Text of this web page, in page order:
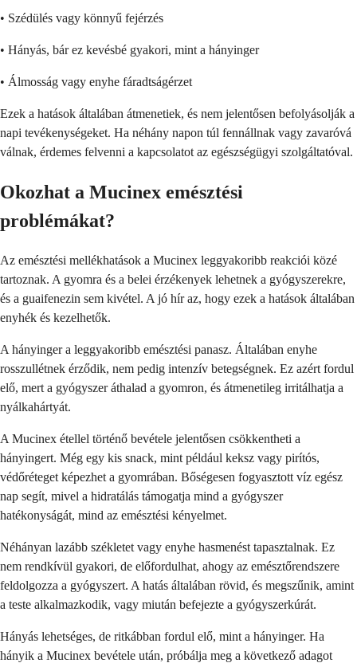
• Szédülés vagy könnyű fejérzés
• Hányás, bár ez kevésbé gyakori, mint a hányinger
• Álmosság vagy enyhe fáradtságérzet
Ezek a hatások általában átmenetiek, és nem jelentősen befolyásolják a
napi tevékenységeket. Ha néhány napon túl fennállnak vagy zavaróvá
válnak, érdemes felvenni a kapcsolatot az egészségügyi szolgáltatóval.
Okozhat a Mucinex emésztési
problémákat?
Az emésztési mellékhatások a Mucinex leggyakoribb reakciói közé
tartoznak. A gyomra és a belei érzékenyek lehetnek a gyógyszerekre,
és a guaifenezin sem kivétel. A jó hír az, hogy ezek a hatások általában
enyhék és kezelhetők.
A hányinger a leggyakoribb emésztési panasz. Általában enyhe
rosszullétnek érződik, nem pedig intenzív betegségnek. Ez azért fordul
elő, mert a gyógyszer áthalad a gyomron, és átmenetileg irritálhatja a
nyálkahártyát.
A Mucinex étellel történő bevétele jelentősen csökkentheti a
hányingert. Még egy kis snack, mint például keksz vagy pirítós,
védőréteget képezhet a gyomrában. Bőségesen fogyasztott víz egész
nap segít, mivel a hidratálás támogatja mind a gyógyszer
hatékonyságát, mind az emésztési kényelmet.
Néhányan lazább székletet vagy enyhe hasmenést tapasztalnak. Ez
nem rendkívül gyakori, de előfordulhat, ahogy az emésztőrendszere
feldolgozza a gyógyszert. A hatás általában rövid, és megszűnik, amint
a teste alkalmazkodik, vagy miután befejezte a gyógyszerkúrát.
Hányás lehetséges, de ritkábban fordul elő, mint a hányinger. Ha
hányik a Mucinex bevétele után, próbálja meg a következő adagot